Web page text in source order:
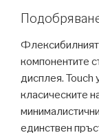
Флексибилният
компонентите
дисплея.
класическите
единствен